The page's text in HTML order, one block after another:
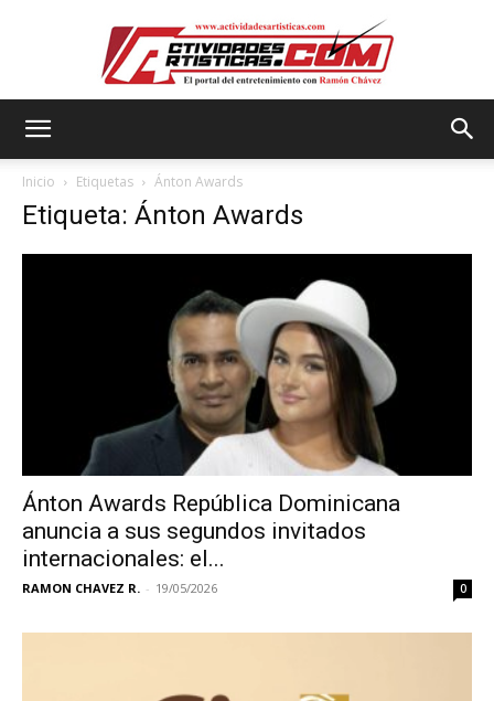
Inicio Etiquetas Ánton Awards
Etiqueta: Ánton Awards
Ánton Awards República Dominicana
anuncia a sus segundos invitados
internacionales: el...
RAMON CHAVEZ R. - 19/05/2026 0